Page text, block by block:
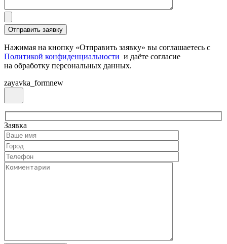
Нажимая на кнопку «Отправить заявку» вы соглашаетесь с
Политикой конфиденциальности и даёте согласие
на обработку персональных данных.
zayavka_formnew
Заявка